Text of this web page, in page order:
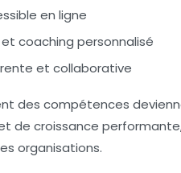
en ligne
coaching personnalisé
et collaborative
des compétences
de croissance
organisations.